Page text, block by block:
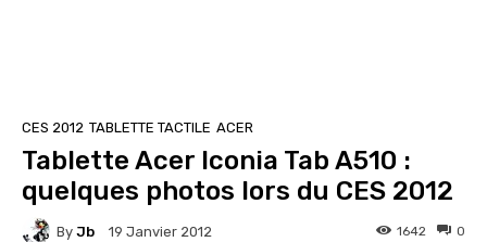
CES 2012 TABLETTE TACTILE ACER
Tablette Acer Iconia Tab A510 :
quelques photos lors du CES 2012
By Jb 19 Janvier 2012 0
1642